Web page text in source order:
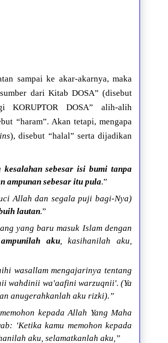
sampai ke akar-akarnya, maka
dari Kitab DOSA” (disebut
KORUPTOR DOSA” alih-alih
“haram”. Akan tetapi, mengapa
), disebut “halal” serta dijadikan
kesalahan sebesar isi bumi tanpa
ampunan sebesar itu pula.”
Allah dan segala puji bagi-Nya)
lautan.”
yang baru masuk Islam dengan
ampunilah aku, kasihanilah aku,
wasallam mengajarinya tentang
wahdinii wa'aafini warzuqnii'. (Ya
anugerahkanlah aku rizki).”
kepada Allah Yang Maha
'Ketika kamu memohon kepada
aku, selamatkanlah aku,”